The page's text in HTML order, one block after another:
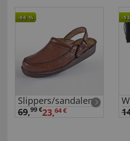
-66 %
Slippers/sandalen
69,99 €23,64 €
-53